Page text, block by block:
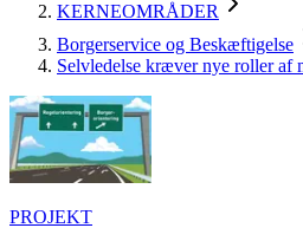
KERNEOMRÅDER
Borgerservice og Beskæftigelse
Selvledelse kræver nye roller af
PROJEKT